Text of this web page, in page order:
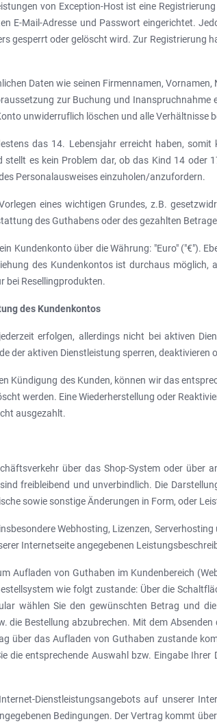
von Exception-Host ist eine
E-Mail-Adresse und Passwort eingerichtet.
gesperrt oder gelöscht wird. Zur
Daten wie seinen Firmennamen,
zur Buchung und
unwiderruflich löschen und alle Verhältnisse
das 14. Lebensjahr erreicht haben,
stellt es kein Problem dar, ob das Kind 14
Personalausweises einzuholen/anzufordern.
eines wichtigen Grundes, z.B.
des Guthabens oder des gezahlten
Kundenkonto über die Währung: "Euro" ("€").
des Kundenkontos ist durchaus
bei Resellingprodukten.
des Kundenkontos
erfolgen, allerdings nicht bei aktiven
der aktiven Dienstleistung sperren, deaktivieren
Kündigung des Kunden, können wir das
werden. Eine Wiederherstellung oder
ausgezahlt.
über das Shop-System oder über
freibleibend und unverbindlich. Die
sowie sonstige Änderungen in Form, oder
Webhosting, Lizenzen,
Internetseite angegebenen
Aufladen von Guthaben im Kundenbereich
wie folgt zustande: Über die
wählen Sie den gewünschten Betrag und
die Bestellung abzubrechen. Mit dem
über das Aufladen von Guthaben zustande
die entsprechende Auswahl bzw. Eingabe
Dienstleistungsangebots auf unserer
Bedingungen. Der Vertrag kommt